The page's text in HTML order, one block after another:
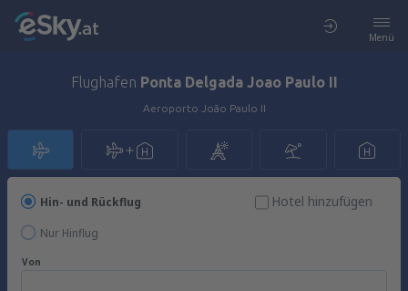
Menü
Flughafen Ponta Delgada Joao Paulo II
Aeroporto João Paulo II
Hin- und Rückflug
Nur Hinflug
Hotel hinzufügen
Von